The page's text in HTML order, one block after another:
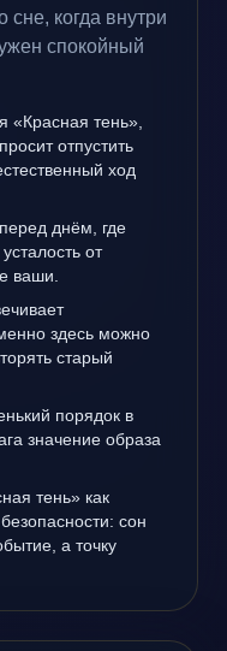
сне, когда внутри
спокойный
«Красная тень»,
отпустить
ход
днём, где
от
ваши.
здесь можно
старый
порядок в
значение образа
тень» как
сон
а точку